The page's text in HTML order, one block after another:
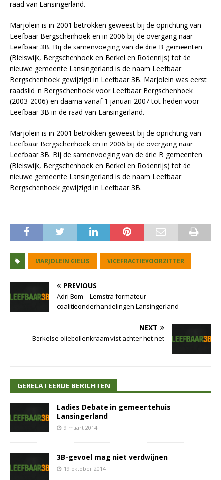
raad van Lansingerland.
Marjolein is in 2001 betrokken geweest bij de oprichting van
Leefbaar Bergschenhoek en in 2006 bij de overgang naar
Leefbaar 3B. Bij de samenvoeging van de drie B gemeenten
(Bleiswijk, Bergschenhoek en Berkel en Rodenrijs) tot de
nieuwe gemeente Lansingerland is de naam Leefbaar
Bergschenhoek gewijzigd in Leefbaar 3B. Marjolein was eerst
raadslid in Bergschenhoek voor Leefbaar Bergschenhoek
(2003-2006) en daarna vanaf 1 januari 2007 tot heden voor
Leefbaar 3B in de raad van Lansingerland.
Marjolein is in 2001 betrokken geweest bij de oprichting van
Leefbaar Bergschenhoek en in 2006 bij de overgang naar
Leefbaar 3B. Bij de samenvoeging van de drie B gemeenten
(Bleiswijk, Bergschenhoek en Berkel en Rodenrijs) tot de
nieuwe gemeente Lansingerland is de naam Leefbaar
Bergschenhoek gewijzigd in Leefbaar 3B.
MARJOLEIN GIELIS VICEFRACTIEVOORZITTER
PREVIOUS
Adri Bom – Lemstra formateur
coalitieonderhandelingen Lansingerland
NEXT
Berkelse oliebollenkraam vist achter het net
GERELATEERDE BERICHTEN
Ladies Debate in gemeentehuis
Lansingerland
9 maart 2014
3B-gevoel mag niet verdwijnen
19 oktober 2014